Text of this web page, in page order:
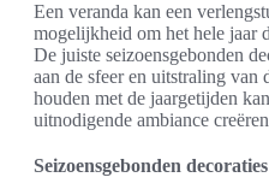
Een veranda kan een
mogelijkheid om het hele jaar
De juiste seizoensgebonden
aan de sfeer en uitstraling
houden met de jaargetijden
uitnodigende ambiance
Seizoensgebonden decoraties